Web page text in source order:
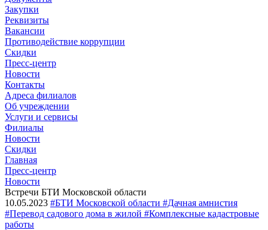
Закупки
Реквизиты
Вакансии
Противодействие коррупции
Скидки
Пресс-центр
Новости
Контакты
Адреса филиалов
Об учреждении
Услуги и сервисы
Филиалы
Новости
Скидки
Главная
Пресс-центр
Новости
Встречи БТИ Московской области
10.05.2023 #БТИ Московской области #Дачная амнистия
#Перевод садового дома в жилой #Комплексные кадастровые
работы